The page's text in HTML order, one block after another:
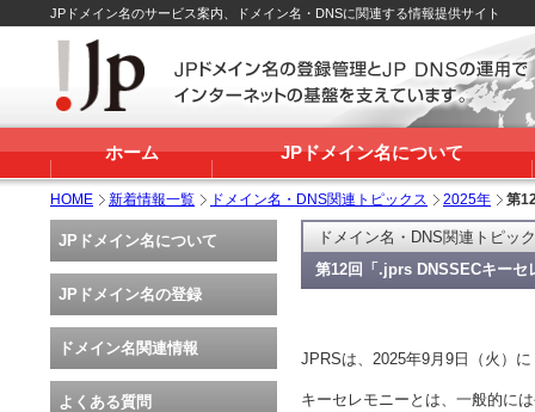
JPドメイン名のサービス案内、ドメイン名・DNSに関連する情報提供サイト
ホーム JPドメイン名について
HOME 新着情報一覧 ドメイン名・DNS関連トピックス 2025年 第
ドメイン名・DNS関連トピッ
第12回「.jprs DNSSECキーセ
JPRSは、2025年9月9日（火）
キーセレモニーとは、一般的に
JPドメイン名について
JPドメイン名の登録
ドメイン名関連情報
よくある質問